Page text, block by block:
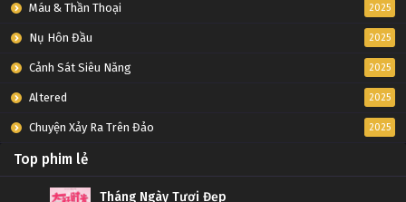
Máu & Thần Thoại 2025
Nụ Hôn Đầu 2025
Cảnh Sát Siêu Năng 2025
Altered 2025
Chuyện Xảy Ra Trên Đảo 2025
Top phim lẻ
Tháng Ngày Tươi Đẹp